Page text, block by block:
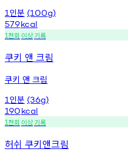
1 인분 (100g)
579kcal
1천회 이상기록
쿠키 앤 크림
쿠키 앤 크림
1 인분 (36g)
190kcal
1천회 이상기록
허쉬 쿠키앤크림